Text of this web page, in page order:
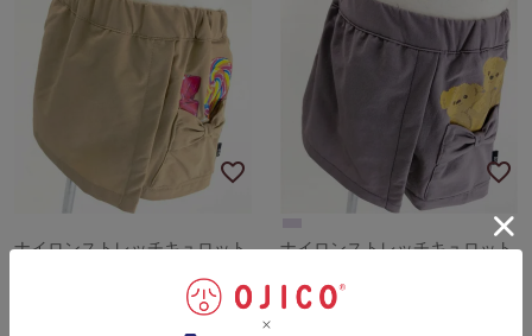
ナイロンストレッチキュロット
ナイロンストレッチキュロット
5,390税込